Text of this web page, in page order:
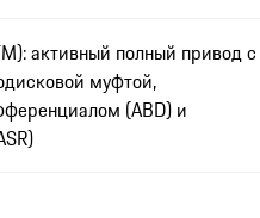
активный полный привод с
муфтой,
(ABD) и